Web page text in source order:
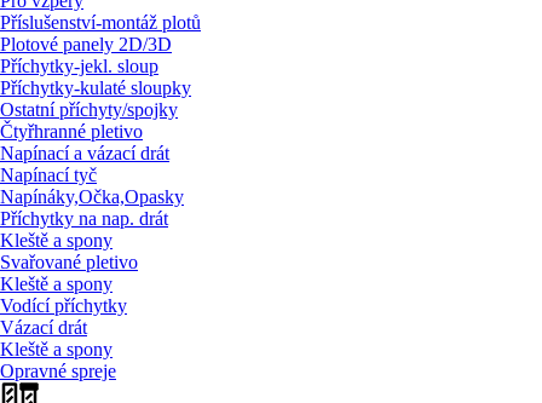
Příslušenství-montáž plotů
Plotové panely 2D/3D
Příchytky-jekl. sloup
Příchytky-kulaté sloupky
Ostatní příchyty/spojky
Čtyřhranné pletivo
Napínací a vázací drát
Napínací tyč
Napínáky,Očka,Opasky
Příchytky na nap. drát
Kleště a spony
Svařované pletivo
Kleště a spony
Vodící příchytky
Vázací drát
Kleště a spony
Opravné spreje